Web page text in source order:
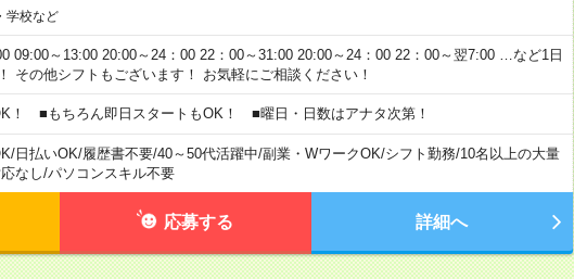
学校など
09:00～13:00 20:00～24：00 22：00～31:00 20:00～24：00 22：00～翌7:00 …など1日
その他シフトもございます！ お気軽にご相談ください！
！ ■もちろん即日スタートもOK！ ■曜日・日数はアナタ次第！
/日払いOK/履歴書不要/40～50代活躍中/副業・WワークOK/シフト勤務/10名以上の大量
なし/パソコンスキル不要
応募する 詳細へ